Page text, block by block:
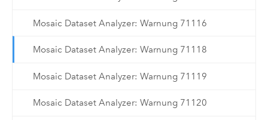
Mosaic Dataset Analyzer: Warnung 71116
Mosaic Dataset Analyzer: Warnung 71118
Mosaic Dataset Analyzer: Warnung 71119
Mosaic Dataset Analyzer: Warnung 71120